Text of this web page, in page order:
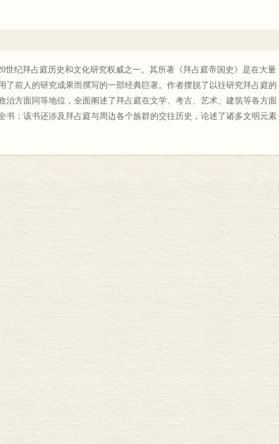
夫是国际历史学界公认的、20世纪中期以来最权威的拜占庭历史和文化
合性的、详尽的论述。
究专家，中国世界中世纪史学会副理事长，第二十届巴黎国际拜占庭
拜占庭文明》《早期拜占庭和查士丁尼时代研究》《世界三大宗教史纲》
纪拜占庭历史和文化研究权威之一。其所著《拜占庭帝国史》是在大量
了前人的研究成果而撰写的一部经典巨著。作者摆脱了以往研究拜占庭的
治方面同等地位，全面阐述了拜占庭在文学、考古、艺术、建筑等各方面
书；该书还涉及拜占庭与周边各个族群的交往历史，论述了诸多文明元素